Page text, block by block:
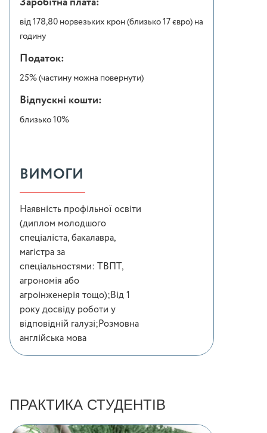
від 178,80 норвезьких крон (близько 17 євро) на
годину
Податок:
25% (частину можна повернути)
Відпускні кошти:
близько 10%
ВИМОГИ
Наявність профільної освіти
(диплом молодшого
спеціаліста, бакалавра,
магістра за
спеціальностями: ТВПТ,
агрономія або
агроінженерія тощо);Від 1
року досвіду роботи у
відповідній галузі;Розмовна
англійська мова
ПРАКТИКА СТУДЕНТІВ